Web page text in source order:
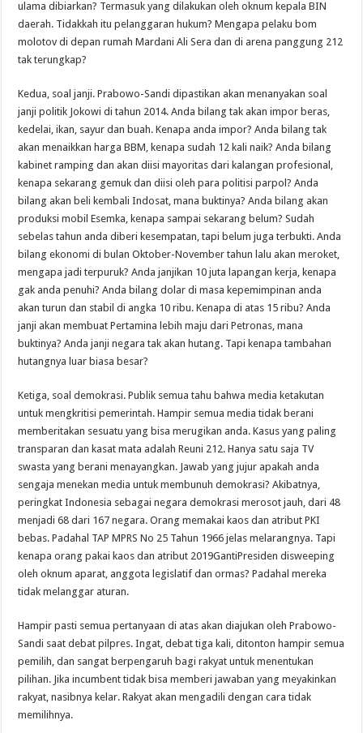
ulama dibiarkan? Termasuk yang dilakukan oleh oknum kepala BIN
daerah. Tidakkah itu pelanggaran hukum? Mengapa pelaku bom
molotov di depan rumah Mardani Ali Sera dan di arena panggung 212
tak terungkap?
Kedua, soal janji. Prabowo-Sandi dipastikan akan menanyakan soal
janji politik Jokowi di tahun 2014. Anda bilang tak akan impor beras,
kedelai, ikan, sayur dan buah. Kenapa anda impor? Anda bilang tak
akan menaikkan harga BBM, kenapa sudah 12 kali naik? Anda bilang
kabinet ramping dan akan diisi mayoritas dari kalangan profesional,
kenapa sekarang gemuk dan diisi oleh para politisi parpol? Anda
bilang akan beli kembali Indosat, mana buktinya? Anda bilang akan
produksi mobil Esemka, kenapa sampai sekarang belum? Sudah
sebelas tahun anda diberi kesempatan, tapi belum juga terbukti. Anda
bilang ekonomi di bulan Oktober-November tahun lalu akan meroket,
mengapa jadi terpuruk? Anda janjikan 10 juta lapangan kerja, kenapa
gak anda penuhi? Anda bilang dolar di masa kepemimpinan anda
akan turun dan stabil di angka 10 ribu. Kenapa di atas 15 ribu? Anda
janji akan membuat Pertamina lebih maju dari Petronas, mana
buktinya? Anda janji negara tak akan hutang. Tapi kenapa tambahan
hutangnya luar biasa besar?
Ketiga, soal demokrasi. Publik semua tahu bahwa media ketakutan
untuk mengkritisi pemerintah. Hampir semua media tidak berani
memberitakan sesuatu yang bisa merugikan anda. Kasus yang paling
transparan dan kasat mata adalah Reuni 212. Hanya satu saja TV
swasta yang berani menayangkan. Jawab yang jujur apakah anda
sengaja menekan media untuk membunuh demokrasi? Akibatnya,
peringkat Indonesia sebagai negara demokrasi merosot jauh, dari 48
menjadi 68 dari 167 negara. Orang memakai kaos dan atribut PKI
bebas. Padahal TAP MPRS No 25 Tahun 1966 jelas melarangnya. Tapi
kenapa orang pakai kaos dan atribut 2019GantiPresiden disweeping
oleh oknum aparat, anggota legislatif dan ormas? Padahal mereka
tidak melanggar aturan.
Hampir pasti semua pertanyaan di atas akan diajukan oleh Prabowo-
Sandi saat debat pilpres. Ingat, debat tiga kali, ditonton hampir semua
pemilih, dan sangat berpengaruh bagi rakyat untuk menentukan
pilihan. Jika incumbent tidak bisa memberi jawaban yang meyakinkan
rakyat, nasibnya kelar. Rakyat akan mengadili dengan cara tidak
memilihnya.